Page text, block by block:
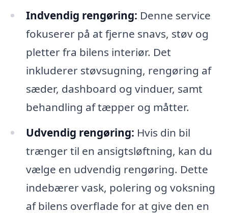
Indvendig rengøring: Denne service
fokuserer på at fjerne snavs, støv og
pletter fra bilens interiør. Det
inkluderer støvsugning, rengøring af
sæder, dashboard og vinduer, samt
behandling af tæpper og måtter.
Udvendig rengøring: Hvis din bil
trænger til en ansigtsløftning, kan du
vælge en udvendig rengøring. Dette
indebærer vask, polering og voksning
af bilens overflade for at give den en